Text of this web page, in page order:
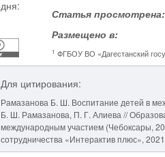
Статья просмотрена:
Размещено в:
1 ФГБОУ ВО «Дагестанский
Для цитирования:
Рамазанова Б. Ш. Воспитание детей в
Б. Ш. Рамазанова, П. Г. Алиева //
международным участием (Чебоксары,
сотрудничества «Интерактив плюс»,